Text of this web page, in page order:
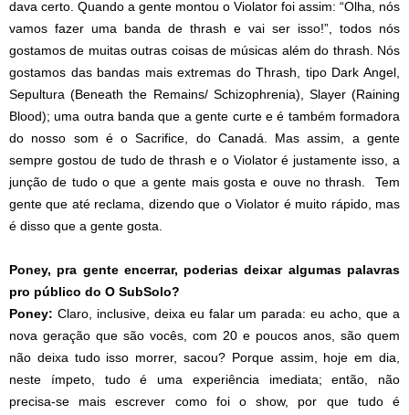
dava certo. Quando a gente montou o Violator foi assim: “Olha, nós
vamos fazer uma banda de thrash e vai ser isso!”, todos nós
gostamos de muitas outras coisas de músicas além do thrash. Nós
gostamos das bandas mais extremas do Thrash, tipo Dark Angel,
Sepultura (Beneath the Remains/ Schizophrenia), Slayer (Raining
Blood); uma outra banda que a gente curte e é também formadora
do nosso som é o Sacrifice, do Canadá. Mas assim, a gente
sempre gostou de tudo de thrash e o Violator é justamente isso, a
junção de tudo o que a gente mais gosta e ouve no thrash. Tem
gente que até reclama, dizendo que o Violator é muito rápido, mas
é disso que a gente gosta.
Poney, pra gente encerrar, poderias deixar algumas palavras
pro público do O SubSolo?
Poney: Claro, inclusive, deixa eu falar um parada: eu acho, que a
nova geração que são vocês, com 20 e poucos anos, são quem
não deixa tudo isso morrer, sacou? Porque assim, hoje em dia,
neste ímpeto, tudo é uma experiência imediata; então, não
precisa-se mais escrever como foi o show, por que tudo é